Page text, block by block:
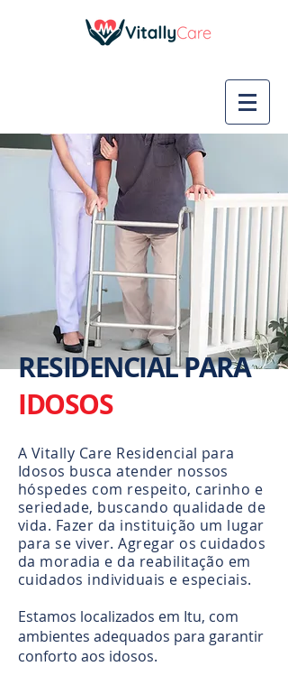
RESIDENCIAL PARA
IDOSOS
A Vitally Care Residencial para
Idosos busca atender nossos
hóspedes com respeito, carinho e
seriedade, buscando qualidade de
vida. Fazer da instituição um lugar
para se viver. Agregar os cuidados
da moradia e da reabilitação em
cuidados individuais e especiais.
Estamos localizados em Itu, com
ambientes adequados para garantir
conforto aos idosos.